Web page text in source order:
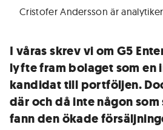
Cristofer Andersson är
I våras skrev vi om G5
lyfte fram bolaget som en
kandidat till portföljen.
där och då inte någon som
fann den ökade